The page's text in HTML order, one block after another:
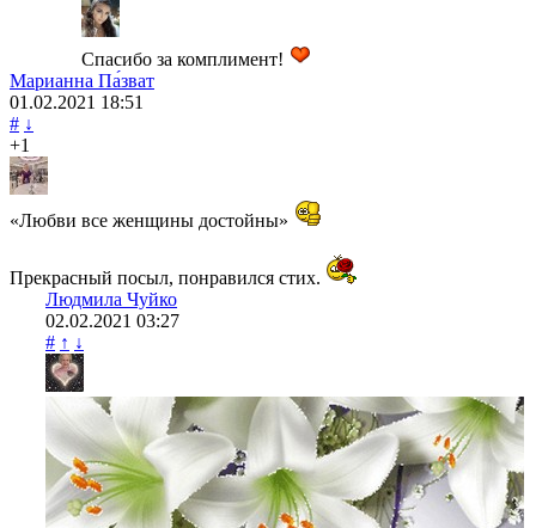
Спасибо за комплимент!
Марианна Па́зват
01.02.2021 18:51
# ↓
+1
«Любви все женщины достойны»
Прекрасный посыл, понравился стих.
Людмила Чуйко
02.02.2021 03:27
# ↑ ↓